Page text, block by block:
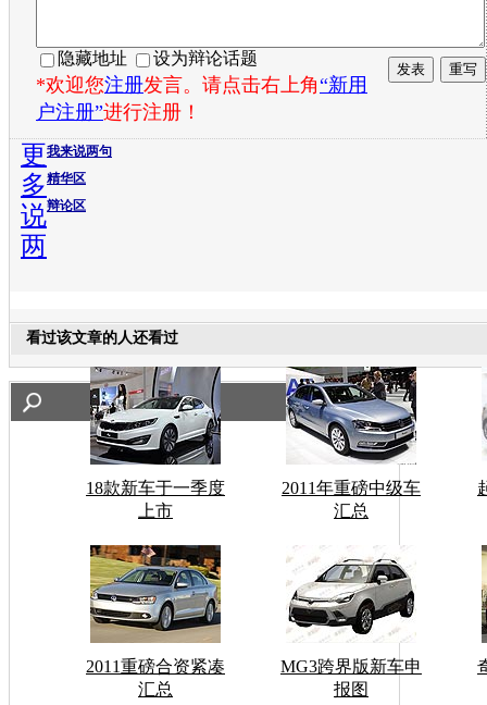
隐藏地址 设为辩论话题
*欢迎您注册发言。请点击右上角“新用
户注册”进行注册！
我来说两句
精华区
辩论区
更
多
说
两
看过该文章的人还看过
18款新车于一季度
上市
2011年重磅中级车
汇总
2011重磅合资紧凑
汇总
MG3跨界版新车申
报图